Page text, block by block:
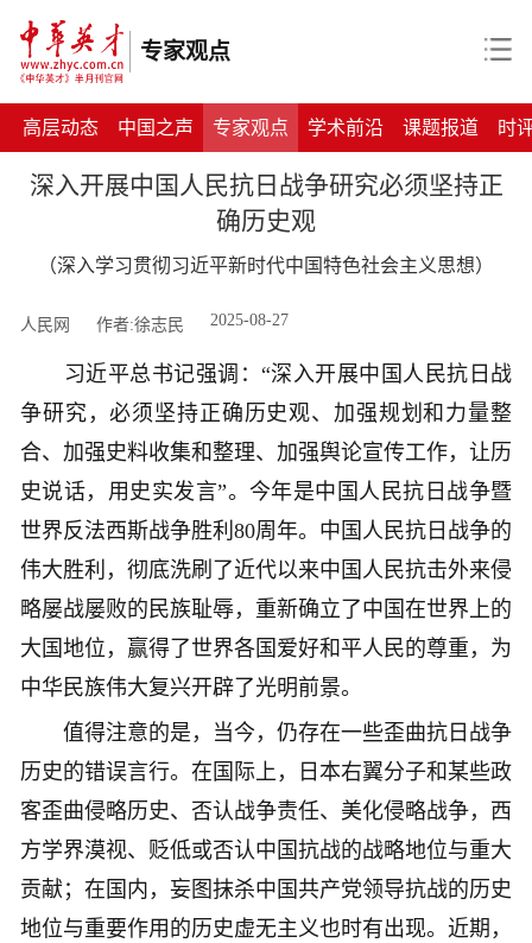
专家观点
高层动态 中国之声 专家观点 学术前沿 课题报道 时
深入开展中国人民抗日战争研究必须坚持正
确历史观
（深入学习贯彻习近平新时代中国特色社会主义思想）
人民网 作者:徐志民 2025-08-27
习近平总书记强调：“深入开展中国人民抗日战
争研究，必须坚持正确历史观、加强规划和力量整
合、加强史料收集和整理、加强舆论宣传工作，让历
史说话，用史实发言”。今年是中国人民抗日战争暨
世界反法西斯战争胜利80周年。中国人民抗日战争的
伟大胜利，彻底洗刷了近代以来中国人民抗击外来侵
略屡战屡败的民族耻辱，重新确立了中国在世界上的
大国地位，赢得了世界各国爱好和平人民的尊重，为
中华民族伟大复兴开辟了光明前景。
值得注意的是，当今，仍存在一些歪曲抗日战争
历史的错误言行。在国际上，日本右翼分子和某些政
客歪曲侵略历史、否认战争责任、美化侵略战争，西
方学界漠视、贬低或否认中国抗战的战略地位与重大
贡献；在国内，妄图抹杀中国共产党领导抗战的历史
地位与重要作用的历史虚无主义也时有出现。近期，